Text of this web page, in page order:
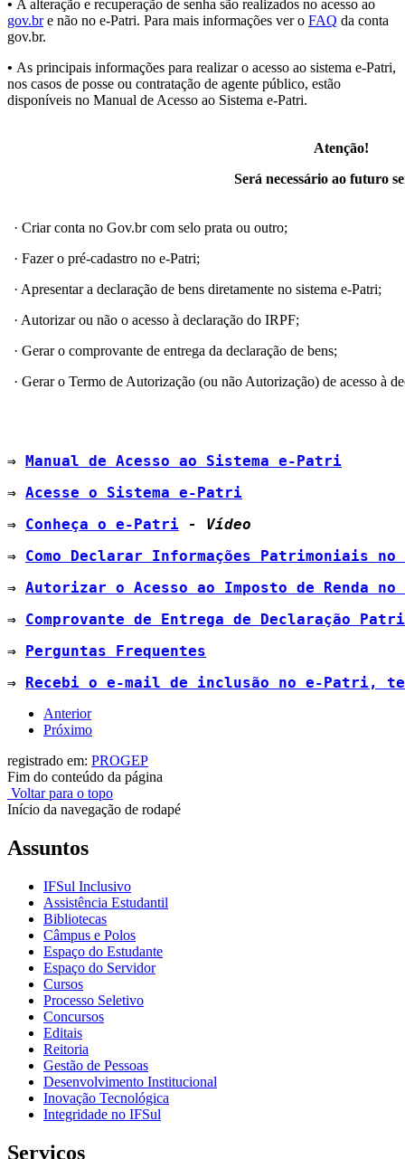
• A alteração e recuperação de senha são realizados no acesso ao
gov.bre não no e-Patri. Para mais informações ver o FAQ da conta
gov.br.
• As principais informações para realizar o acesso ao sistema e-Patri,
nos casos de posse ou contratação de agente público, estão
disponíveis no Manual de Acesso ao Sistema e-Patri.
Atenção!
Será necessário ao futuro
· Criar conta no Gov.br com selo prata ou outro;
· Fazer o pré-cadastro no e-Patri;
· Apresentar a declaração de bens diretamente no sistema e-Patri;
· Autorizar ou não o acesso à declaração do IRPF;
· Gerar o comprovante de entrega da declaração de bens;
· Gerar o Termo de Autorização (ou não Autorização) de acesso à
⇒
Manual de Acesso ao Sistema e-Patri
⇒ Acesse o Sistema e-Patri
⇒ Conheça o e-Patri - Vídeo
⇒ Como Declarar Informações Patrimoniais
⇒ Autorizar o Acesso ao Imposto de Renda
⇒ Comprovante de Entrega de Declaração
⇒
Perguntas Frequentes
⇒
Recebi o e-mail de inclusão no e-Patri,
Anterior
Próximo
registrado em: PROGEP
Fim do conteúdo da página
Voltar para o topo
Início da navegação de rodapé
Assuntos
IFSul Inclusivo
Assistência Estudantil
Bibliotecas
Câmpus e Polos
Espaço do Estudante
Espaço do Servidor
Cursos
Processo Seletivo
Concursos
Editais
Reitoria
Gestão de Pessoas
Desenvolvimento Institucional
Inovação Tecnológica
Integridade no IFSul
Serviços